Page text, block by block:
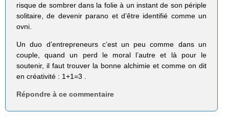
risque de sombrer dans la folie à un instant de son périple
solitaire, de devenir parano et d’être identifié comme un
ovni.
Un duo d’entrepreneurs c’est un peu comme dans un
couple, quand un perd le moral l’autre et là pour le
soutenir, il faut trouver la bonne alchimie et comme on dit
en créativité : 1+1=3 .
Répondre à ce commentaire